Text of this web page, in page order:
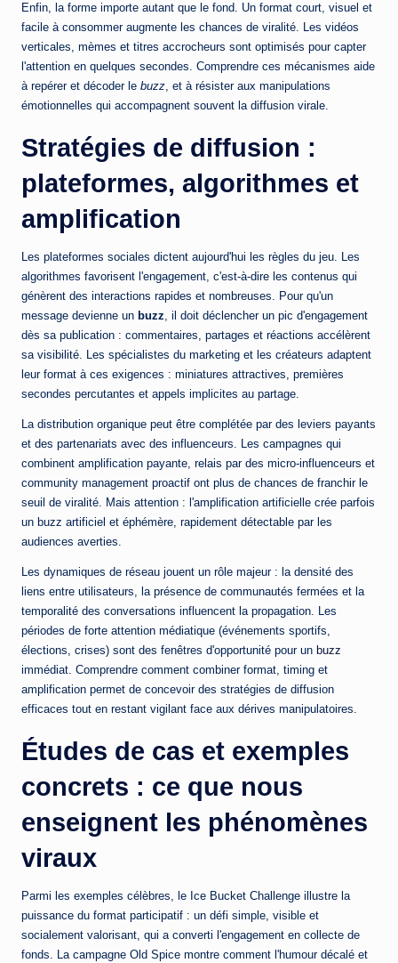
Enfin, la forme importe autant que le fond. Un format court, visuel et
facile à consommer augmente les chances de viralité. Les vidéos
verticales, mèmes et titres accrocheurs sont optimisés pour capter
l'attention en quelques secondes. Comprendre ces mécanismes aide
à repérer et décoder le buzz, et à résister aux manipulations
émotionnelles qui accompagnent souvent la diffusion virale.
Stratégies de diffusion :
plateformes, algorithmes et
amplification
Les plateformes sociales dictent aujourd'hui les règles du jeu. Les
algorithmes favorisent l'engagement, c'est-à-dire les contenus qui
génèrent des interactions rapides et nombreuses. Pour qu'un
message devienne un buzz, il doit déclencher un pic d'engagement
dès sa publication : commentaires, partages et réactions accélèrent
sa visibilité. Les spécialistes du marketing et les créateurs adaptent
leur format à ces exigences : miniatures attractives, premières
secondes percutantes et appels implicites au partage.
La distribution organique peut être complétée par des leviers payants
et des partenariats avec des influenceurs. Les campagnes qui
combinent amplification payante, relais par des micro-influenceurs et
community management proactif ont plus de chances de franchir le
seuil de viralité. Mais attention : l'amplification artificielle crée parfois
un buzz artificiel et éphémère, rapidement détectable par les
audiences averties.
Les dynamiques de réseau jouent un rôle majeur : la densité des
liens entre utilisateurs, la présence de communautés fermées et la
temporalité des conversations influencent la propagation. Les
périodes de forte attention médiatique (événements sportifs,
élections, crises) sont des fenêtres d'opportunité pour un buzz
immédiat. Comprendre comment combiner format, timing et
amplification permet de concevoir des stratégies de diffusion
efficaces tout en restant vigilant face aux dérives manipulatoires.
Études de cas et exemples
concrets : ce que nous
enseignent les phénomènes
viraux
Parmi les exemples célèbres, le Ice Bucket Challenge illustre la
puissance du format participatif : un défi simple, visible et
socialement valorisant, qui a converti l'engagement en collecte de
fonds. La campagne Old Spice montre comment l'humour décalé et